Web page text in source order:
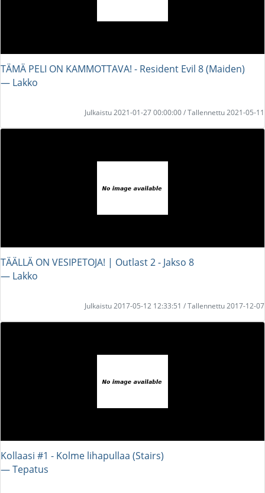
TÄMÄ PELI ON KAMMOTTAVA! - Resident Evil 8 (Maiden)
― Lakko
Julkaistu 2021-01-27 00:00:00 / Tallennettu 2021-05-11
TÄÄLLÄ ON VESIPETOJA! | Outlast 2 - Jakso 8
― Lakko
Julkaistu 2017-05-12 12:33:51 / Tallennettu 2017-12-07
Kollaasi #1 - Kolme lihapullaa (Stairs)
― Tepatus